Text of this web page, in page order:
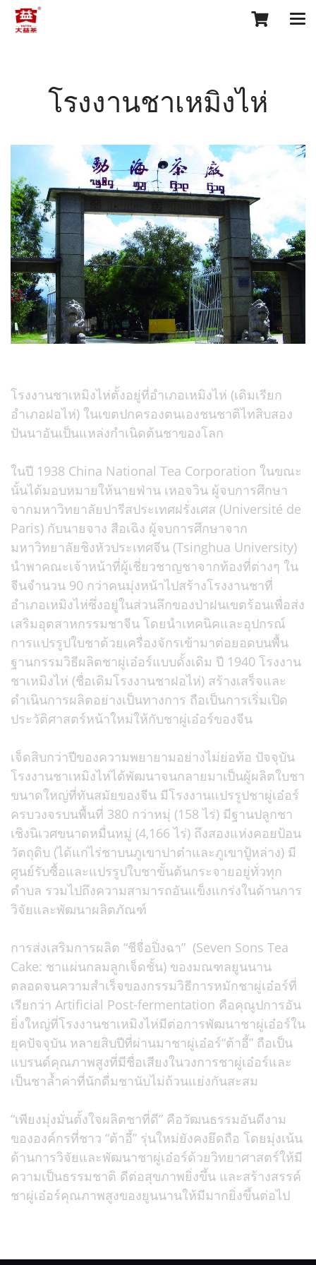
โรงงานชาเหมิงไห่
โรงงานชาเหมิงไห่ตั้งอยู่ที่อำเภอเหมิงไห่ (เดิมเรียก
อำเภอฝอไห่) ในเขตปกครองตนเองชนชาติไทสิบสอง
ปันนาอันเป็นแหล่งกำเนิดต้นชาของโลก
ในปี 1938 China National Tea Corporation ในขณะ
นั้นได้มอบหมายให้นายฟ่าน เหอจวิน ผู้จบการศึกษา
จากมหาวิทยาลัยปารีสประเทศฝรั่งเศส (Université de
Paris) กับนายจาง สือเฉิง ผู้จบการศึกษาจาก
มหาวิทยาลัยชิงหัวประเทศจีน (Tsinghua University)
นำพาคณะเจ้าหน้าที่ผู้เชี่ยวชาญชาจากท้องที่ต่างๆ ใน
จีนจำนวน 90 กว่าคนมุ่งหน้าไปสร้างโรงงานชาที่
อำเภอเหมิงไห่ซึ่งอยู่ในส่วนลึกของป่าฝนเขตร้อนเพื่อส่ง
เสริมอุตสาหกรรมชาจีน โดยนำเทคนิคและอุปกรณ์
การแปรรูปใบชาด้วยเครื่องจักรเข้ามาต่อยอดบนพื้น
ฐานกรรมวิธีผลิตชาผู่เอ๋อร์แบบดั้งเดิม ปี 1940 โรงงาน
ชาเหมิงไห่ (ชื่อเดิมโรงงานชาฝอไห่) สร้างเสร็จและ
ดำเนินการผลิตอย่างเป็นทางการ ถือเป็นการเริ่มเปิด
ประวัติศาสตร์หน้าใหม่ให้กับชาผู่เอ๋อร์ของจีน
เจ็ดสิบกว่าปีของความพยายามอย่างไม่ย่อท้อ ปัจจุบัน
โรงงานชาเหมิงไห่ได้พัฒนาจนกลายมาเป็นผู้ผลิตใบชา
ขนาดใหญ่ที่ทันสมัยของจีน มีโรงงานแปรรูปชาผู่เอ๋อร์
ครบวงจรบนพื้นที่ 380 กว่าหมุ่ (158 ไร่) มีฐานปลูกชา
เชิงนิเวศขนาดหมื่นหมู่ (4,166 ไร่) ถึงสองแห่งคอยป้อน
วัตถุดิบ (ได้แก่ไร่ชาบนภูเขาปาต๋าและภูเขาปู้หล่าง) มี
ศูนย์รับซื้อและแปรรูปใบชาขั้นต้นกระจายอยู่ทั่วทุก
ตำบล รวมไปถึงความสามารถอันแข็งแกร่งในด้านการ
วิจัยและพัฒนาผลิตภัณฑ์
การส่งเสริมการผลิต “ชีจื่อปิ่งฉา” (Seven Sons Tea
Cake: ชาแผ่นกลมลูกเจ็ดชั้น) ของมณฑลยูนนาน
ตลอดจนความสำเร็จของกรรมวิธีการหมักชาผู่เอ๋อร์ที่
เรียกว่า Artificial Post-fermentation คือคุณูปการอัน
ยิ่งใหญ่ที่โรงงานชาเหมิงไห่มีต่อการพัฒนาชาผู่เอ๋อร์ใน
ยุคปัจจุบัน หลายสิบปีที่ผ่านมาชาผู่เอ๋อร์“ต้าอี้” ถือเป็น
แบรนด์คุณภาพสูงที่มีชื่อเสียงในวงการชาผู่เอ๋อร์และ
เป็นชาล้ำค่าที่นักดื่มชานับไม่ถ้วนแย่งกันสะสม
“เพียงมุ่งมั่นตั้งใจผลิตชาที่ดี” คือวัฒนธรรมอันดีงาม
ขององค์กรที่ชาว “ต้าอี้” รุ่นใหม่ยังคงยึดถือ โดยมุ่งเน้น
ด้านการวิจัยและพัฒนาชาผู่เอ๋อร์ด้วยวิทยาศาสตร์ให้มี
ความเป็นธรรมชาติ ดีต่อสุขภาพยิ่งขึ้น และสร้างสรรค์
ชาผู่เอ๋อร์คุณภาพสูงของยูนนานให้มีมากยิ่งขึ้นต่อไป